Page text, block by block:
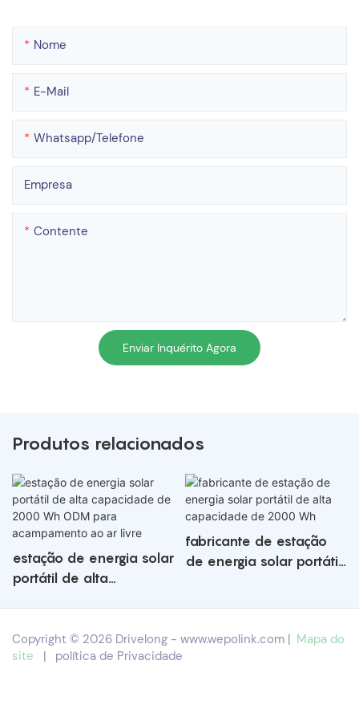
Nome
E-Mail
Whatsapp/telefone
Empresa
Contente
Enviar Inquérito Agora
Produtos relacionados
estação de energia solar
portátil de alta
acampamento ao ar
livre
fabricante de estação
de energia solar portátil
Copyright © 2026 Drivelong - www.wepolink.com | Mapa do
site
| política de Privacidade